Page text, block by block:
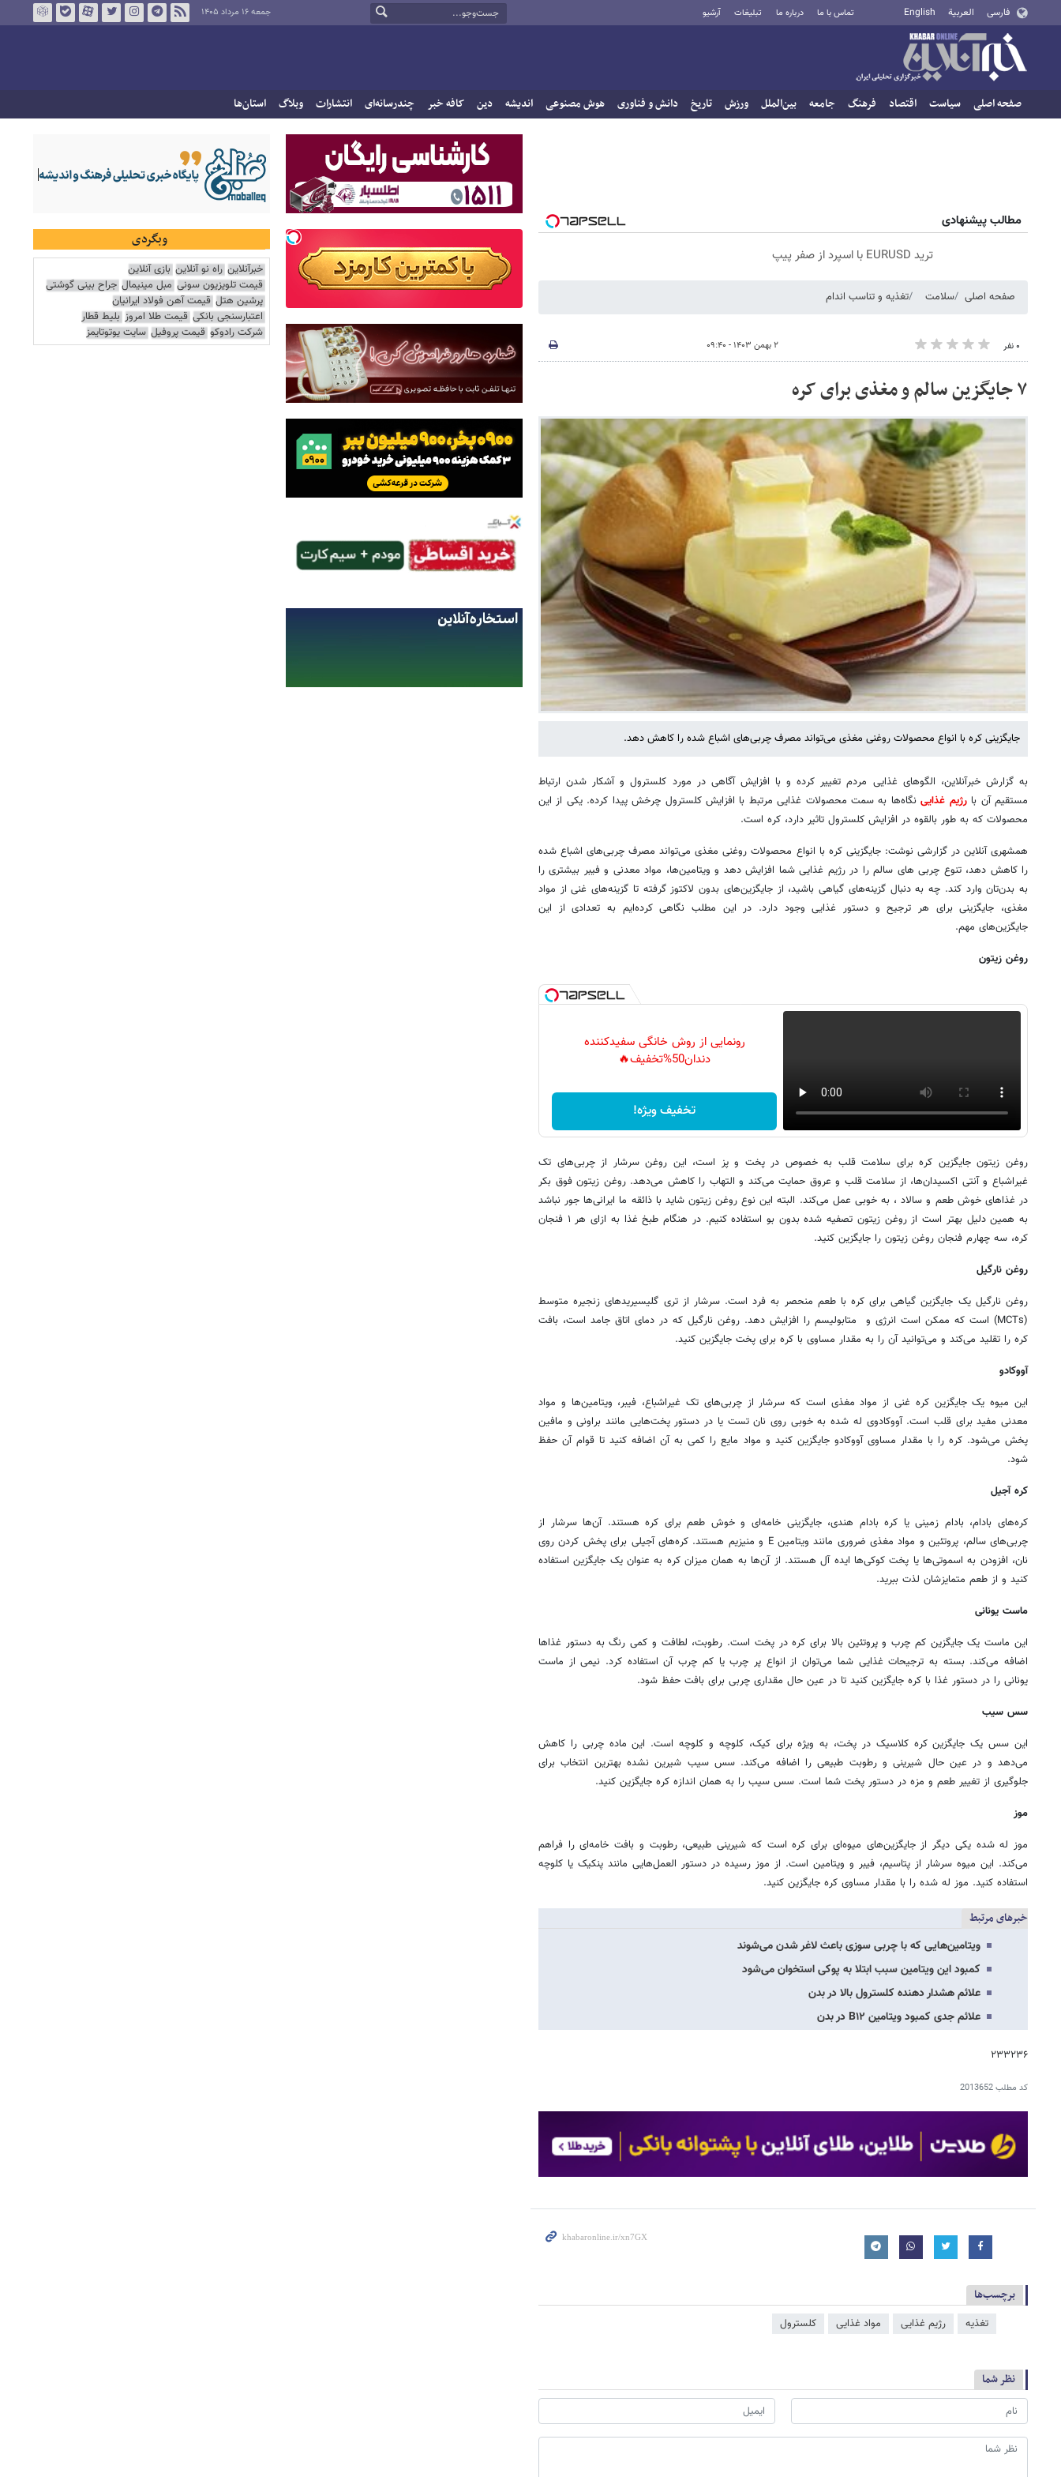
فارسی العربية English تماس با ما درباره ما تبلیغات آرشیو جمعه ۱۶ مرداد ۱۴۰۵
صفحه اصلی سیاست اقتصاد فرهنگ جامعه بین‌الملل ورزش تاریخ دانش و فناوری هوش مصنوعی اندیشه دین کافه خبر چندرسانه‌ای انتشارات وبلاگ استان‌ها
مطالب پیشنهادی
ترید EURUSD با اسپرد از صفر پیپ
صفحه اصلی سلامت تغذیه و تناسب اندام
۰ نفر ۲ بهمن ۱۴۰۳ - ۰۹:۴۰
۷ جایگزین سالم و مغذی برای کره
جایگزینی کره با انواع محصولات روغنی مغذی می‌تواند مصرف چربی‌های اشباع شده را کاهش دهد.
به گزارش خبرآنلاین، الگوهای غذایی مردم تغییر کرده و با افزایش آگاهی در مورد کلسترول و آشکار شدن ارتباط
مستقیم آن بارژیم غذایینگاه‌ها به سمت محصولات غذایی مرتبط با افزایش کلسترول چرخش پیدا کرده. یکی از این
محصولات که به طور بالقوه در افزایش کلسترول تاثیر دارد، کره است.
همشهری آنلاین در گزارشی نوشت: جایگزینی کره با انواع محصولات روغنی مغذی می‌تواند مصرف چربی‌های اشباع شده
را کاهش دهد، تنوع چربی های سالم را در رژیم غذایی شما افزایش دهد و ویتامین‌ها، مواد معدنی و فیبر بیشتری را
به بدن‌تان وارد کند. چه به دنبال گزینه‌های گیاهی باشید، از جایگزین‌های بدون لاکتوز گرفته تا گزینه‌های غنی از مواد
مغذی، جایگزینی برای هر ترجیح و دستور غذایی وجود دارد. در این مطلب نگاهی کرده‌ایم به تعدادی از این
جایگزین‌های مهم.
روغن زیتون
رونمایی از روش خانگی سفیدکننده
دندان50%تخفیف🔥
تخفیف ویژه!
روغن زیتون جایگزین کره برای سلامت قلب به خصوص در پخت و پز است، این روغن سرشار از چربی‌های تک
غیراشباع و آنتی اکسیدان‌ها، از سلامت قلب و عروق حمایت می‌کند و التهاب را کاهش می‌دهد. روغن زیتون فوق بکر
در غذاهای خوش طعم و سالاد ، به خوبی عمل می‌کند. البته این نوع روغن زیتون شاید با ذائقه ما ایرانی‌ها جور نباشد
به همین دلیل بهتر است از روغن زیتون تصفیه شده بدون بو استفاده کنیم. در هنگام طبخ غذا به ازای هر ۱ فنجان
کره، سه چهارم فنجان روغن زیتون را جایگزین کنید.
روغن نارگیل
روغن نارگیل یک جایگزین گیاهی برای کره با طعم منحصر به فرد است. سرشار از تری گلیسیریدهای زنجیره متوسط
(MCTs) است که ممکن است انرژی و متابولیسم را افزایش دهد. روغن نارگیل که در دمای اتاق جامد است، بافت
کره را تقلید می‌کند و می‌توانید آن را به مقدار مساوی با کره برای پخت جایگزین کنید.
آووکادو
این میوه یک جایگزین کره غنی از مواد مغذی است که سرشار از چربی‌های تک غیراشباع، فیبر، ویتامین‌ها و مواد
معدنی مفید برای قلب است. آووکادوی له شده به خوبی روی نان تست یا در دستور پخت‌هایی مانند براونی و مافین
پخش می‌شود. کره را با مقدار مساوی آووکادو جایگزین کنید و مواد مایع را کمی به آن اضافه کنید تا قوام آن حفظ
شود.
کره آجیل
کره‌های بادام، بادام زمینی یا کره بادام هندی، جایگزینی خامه‌ای و خوش طعم برای کره هستند. آن‌ها سرشار از
چربی‌های سالم، پروتئین و مواد مغذی ضروری مانند ویتامین E و منیزیم هستند. کره‌های آجیلی برای پخش کردن روی
نان، افزودن به اسموتی‌ها یا پخت کوکی‌ها ایده آل هستند. از آن‌ها به همان میزان کره به عنوان یک جایگزین استفاده
کنید و از طعم متمایزشان لذت ببرید.
ماست یونانی
این ماست یک جایگزین کم چرب و پروتئین بالا برای کره در پخت است. رطوبت، لطافت و کمی رنگ به دستور غذاها
اضافه می‌کند. بسته به ترجیحات غذایی شما می‌توان از انواع پر چرب یا کم چرب آن استفاده کرد. نیمی از ماست
یونانی را در دستور غذا با کره جایگزین کنید تا در عین حال مقداری چربی برای بافت حفظ شود.
سس سیب
این سس یک جایگزین کره کلاسیک در پخت، به ویژه برای کیک، کلوچه و کلوچه است. این ماده چربی را کاهش
می‌دهد و در عین حال شیرینی و رطوبت طبیعی را اضافه می‌کند. سس سیب شیرین نشده بهترین انتخاب برای
جلوگیری از تغییر طعم و مزه در دستور پخت شما است. سس سیب را به همان اندازه کره جایگزین کنید.
موز
موز له شده یکی دیگر از جایگزین‌های میوه‌ای برای کره است که شیرینی طبیعی، رطوبت و بافت خامه‌ای را فراهم
می‌کند. این میوه سرشار از پتاسیم، فیبر و ویتامین است. از موز رسیده در دستور العمل‌هایی مانند پنکیک یا کلوچه
استفاده کنید. موز له شده را با مقدار مساوی کره جایگزین کنید.
خبرهای مرتبط
ویتامین‌هایی که با چربی سوزی باعث لاغر شدن می‌شوند
کمبود این ویتامین سبب ابتلا به پوکی استخوان می‌شود
علائم هشدار دهنده کلسترول بالا در بدن
علائم جدی کمبود ویتامین B۱۲ در بدن
۲۳۳۲۳۶
کد مطلب2013652
برچسب‌ها
تغذیه رژیم غذایی مواد غذایی کلسترول
نظر شما
وبگردی
خبرآنلاین راه نو آنلاین بازی آنلاین
قیمت تلویزیون سونی مبل مینیمال جراح بینی گوشتی
پرشین هتل قیمت آهن فولاد ایرانیان
اعتبارسنجی بانکی قیمت طلا امروز بلیط قطار
شرکت رادوکو قیمت پروفیل سایت یوتوتایمز